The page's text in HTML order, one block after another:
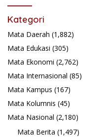
Kategori
Mata Daerah (1,882)
Mata Edukasi (305)
Mata Ekonomi (2,762)
Mata Internasional (85)
Mata Kampus (167)
Mata Kolumnis (45)
Mata Nasional (2,180)
Mata Berita (1,497)